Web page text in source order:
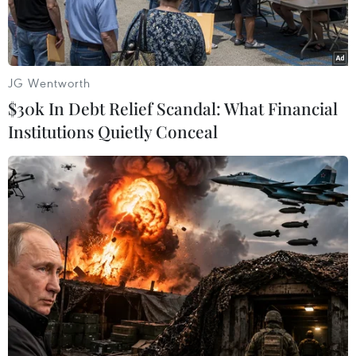
Cửa khẩu Kerem Shalom tại thị trấn Rafah, Dải Gaza. (Ảnh:
AFP/TTXVN)
Ngày 27/6, Israel thông báo sẽ cho phép nối lại
hoạt động nhập khẩu nhiên liệu để vận hành
các nhà máy điện tại Dải Gaza.
JG Wentworth
$30k In Debt Relief Scandal: What Financial
Institutions Quietly Conceal